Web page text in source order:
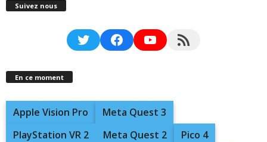
Suivez nous
TwitterFacebookYouTubeRSS Feed
En ce moment
Apple Vision Pro
Meta Quest 3
PlayStation VR 2
Meta Quest 2
Pico 4